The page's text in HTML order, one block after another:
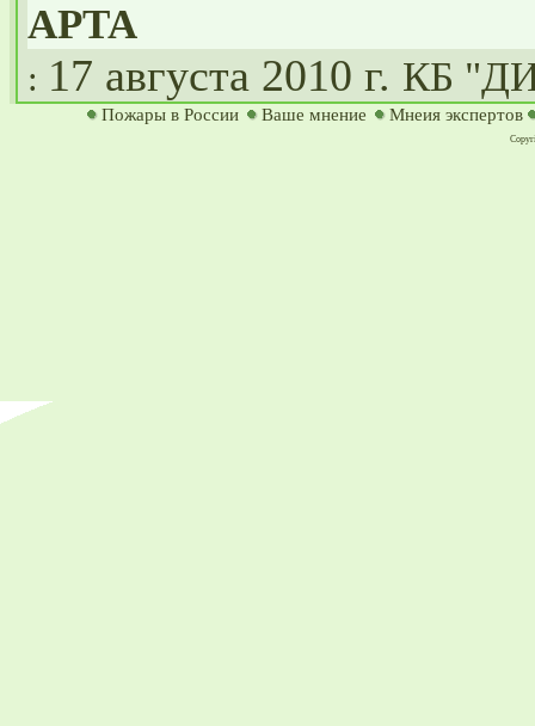
АРТА
: 17 августа 2010 г. КБ
Пожары в России Ваше мнение Мнеия экспертов